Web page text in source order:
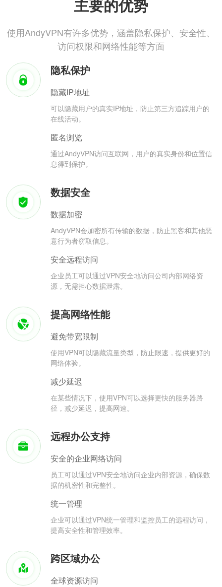
主要的优势
使用AndyVPN有许多优势，涵盖隐私保护、安全性、
访问权限和网络性能等方面
隐私保护
隐藏IP地址
可以隐藏用户的真实IP地址，防止第三方追踪用户的
在线活动。
匿名浏览
通过AndyVPN访问互联网，用户的真实身份和位置信
息得到保护。
数据安全
数据加密
AndyVPN会加密所有传输的数据，防止黑客和其他恶
意行为者窃取信息。
安全远程访问
企业员工可以通过VPN安全地访问公司内部网络资
源，无需担心数据泄露。
提高网络性能
避免带宽限制
使用VPN可以隐藏流量类型，防止限速，提供更好的
网络体验。
减少延迟
在某些情况下，使用VPN可以选择更快的服务器路
径，减少延迟，提高网速。
远程办公支持
安全的企业网络访问
员工可以通过VPN安全地访问企业内部资源，确保数
据的机密性和完整性。
统一管理
企业可以通过VPN统一管理和监控员工的远程访问，
提高安全性和管理效率。
跨区域办公
全球资源访问